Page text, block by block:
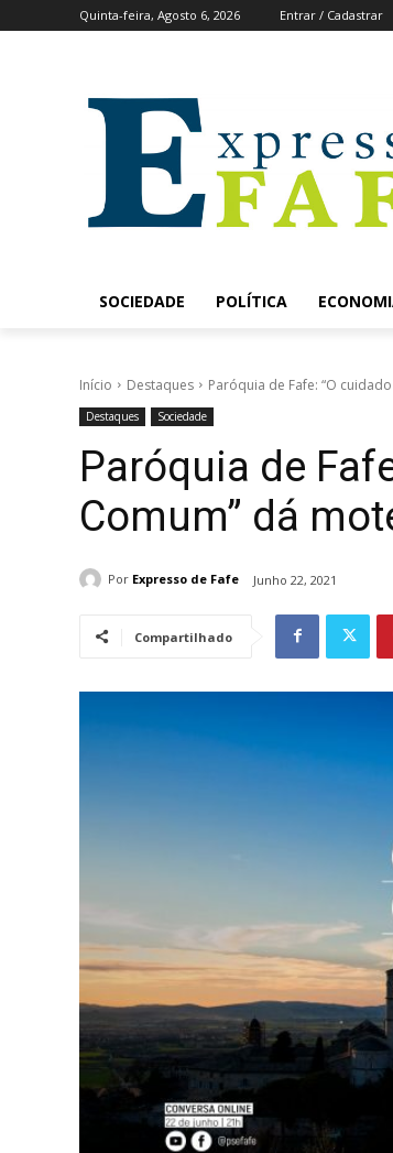
Quinta-feira, Agosto 6, 2026 Entrar / Cadastrar
SOCIEDADE POLÍTICA
Início Destaques Paróquia de Fafe: “O
Destaques Sociedade
Paróquia de
Comum” dá
Por Expresso de Fafe Junho 22, 2021
Compartilhado